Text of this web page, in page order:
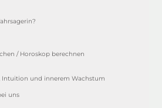
/ Horoskop berechnen
Intuition und innerem Wachstum
uns